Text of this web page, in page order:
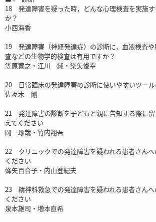
18 発達障害を疑った時，どんな心理検査を実施す
か？
小西海香
19 発達障害（神経発達症）の診断に，血液検査
査などの生物学的検査は有用ですか？
笠原寛之・江川 純・染矢俊幸
20 日常臨床の発達障害の診断に使いやすいツール
佐々木 剛
21 発達障害の診断を子どもと親に告知する際に
えてください
岡 琢哉・竹内翔吾
22 クリニックでの発達障害を疑われる患者さんへ
ください
蜂矢百合子・内山登紀夫
23 精神科救急での発達障害を疑われる患者さんへ
ください
泉本雄司・増本直希